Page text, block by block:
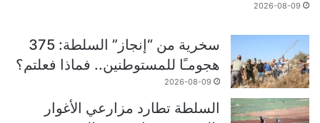
2026-08-09
سخرية من “إنجاز” السلطة: 375
هجومـًا للمستوطنين.. فماذا فعلتم؟
2026-08-09
السلطة تطارد مزارعي الأغوار